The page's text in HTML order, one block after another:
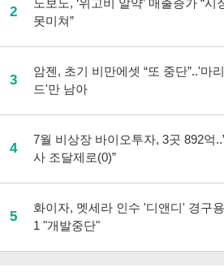
2
노보노, ‘위고비 알약’ 매출증가 “시
못미쳐”
3
암젠, 초기 비만에셋 “또 중단”..'마
드'만 남아
4
7월 비상장 바이오투자, 3곳 892억
사 조달제로(0)”
5
화이자, 멧세라 인수 '디앤디' 경구
1 "개발중단"